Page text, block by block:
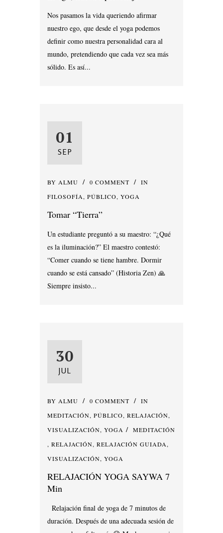
Nos pasamos la vida queriendo afirmar
nuestro ego, que desde el yoga podemos
definir como nuestra personalidad cara al
mundo, pretendiendo que cada vez sea más
sólido. Es así...
01
SEP
BY ALMU 0 COMMENT
IN
FILOSOFÍA, PÚBLICO, YOGA
Tomar “Tierra”
Un estudiante preguntó a su maestro: “¿Qué
es la iluminación?” El maestro contestó:
“Comer cuando se tiene hambre. Dormir
cuando se está cansado” (Historia Zen) 🙏
Siempre insisto...
30
JUL
BY ALMU 0 COMMENT
IN
MEDITACIÓN, PÚBLICO, RELAJACIÓN,
VISUALIZACIÓN, YOGA
MEDITACIÓN
, RELAJACIÓN, RELAJACIÓN GUIADA,
VISUALIZACIÓN, YOGA
RELAJACIÓN YOGA SAYWA 7
Min
Relajación final de yoga de 7 minutos de
duración. Después de una adecuada sesión de